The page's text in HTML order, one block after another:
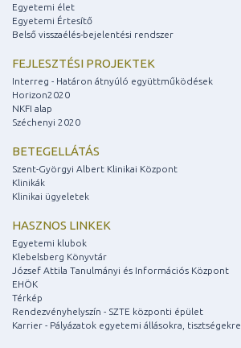
Egyetemi élet
Egyetemi Értesítő
Belső visszaélés-bejelentési rendszer
FEJLESZTÉSI PROJEKTEK
Interreg - Határon átnyúló együttműködések
Horizon2020
NKFI alap
Széchenyi 2020
BETEGELLÁTÁS
Szent-Györgyi Albert Klinikai Központ
Klinikák
Klinikai ügyeletek
HASZNOS LINKEK
Egyetemi klubok
Klebelsberg Könyvtár
József Attila Tanulmányi és Információs Központ
EHÖK
Térkép
Rendezvényhelyszín - SZTE központi épület
Karrier - Pályázatok egyetemi állásokra, tisztségekre